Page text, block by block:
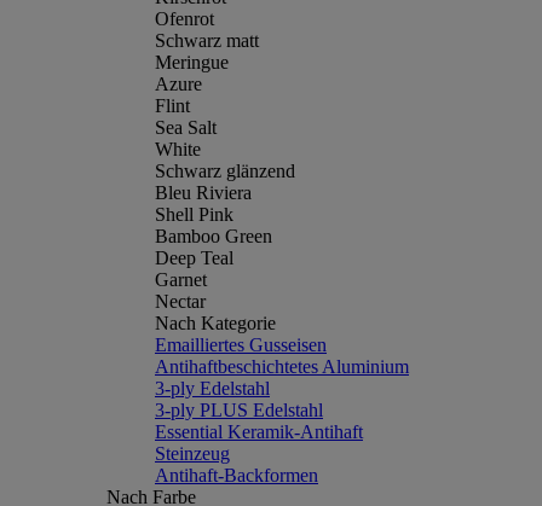
Ofenrot
Schwarz matt
Meringue
Azure
Flint
Sea Salt
White
Schwarz glänzend
Bleu Riviera
Shell Pink
Bamboo Green
Deep Teal
Garnet
Nectar
Nach Kategorie
Emailliertes Gusseisen
Antihaftbeschichtetes Aluminium
3-ply Edelstahl
3-ply PLUS Edelstahl
Essential Keramik-Antihaft
Steinzeug
Antihaft-Backformen
Nach Farbe